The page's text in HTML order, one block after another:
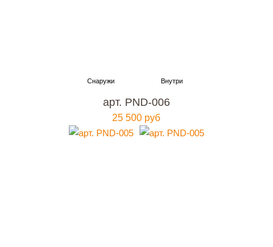
арт. PND-006
25 500 руб